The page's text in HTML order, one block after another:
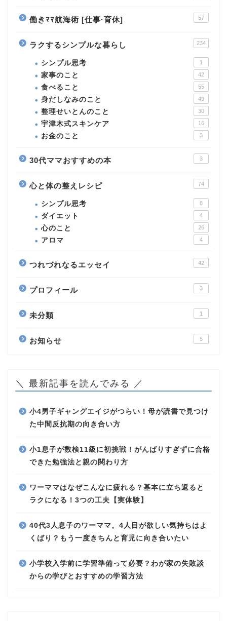
働きﾏﾏ航海術 [仕事·育休] 57
ラクするシンプルな暮らし 234
シンプル思考 1
家事のこと 42
食べること 55
身だしなみのこと 49
整理せいとんのこと 30
宇津木式スキンケア 16
お金のこと 3
30代ママおすすめの本 3
心と体の整えレシピ 74
シンプル思考 8
ダイエット 4
心のこと 26
アロマ 4
つれづれなるエッセイ 42
プロフィール 3
未分類 1
お知らせ 5
＼ 最新記事を読んでみる ／
小4男子ギャングエイジがつらい！母が読書で見つけ
た中間反抗期の向き合い方
小1息子が数検11級に初挑戦！がんばりすぎずに合格
できた勉強法と親の関わり方
ワーママはなぜこんなに疲れる？基本に立ち返ると
ラクになる！3つの工夫【実体験】
40代3人息子のワーママ。4人目が欲しい気持ちはよ
くばり？もう一度きちんと育児に向き合いたい
小学校入学前に学習準備って必要？わが家の失敗談
からの学びとおすすめの学習方法